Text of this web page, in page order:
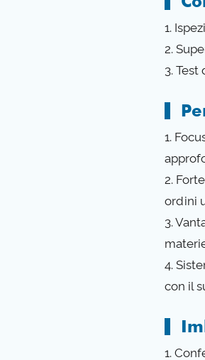
1.
2.
3.
1.
2.
ordini
3.
4.
con il
1.